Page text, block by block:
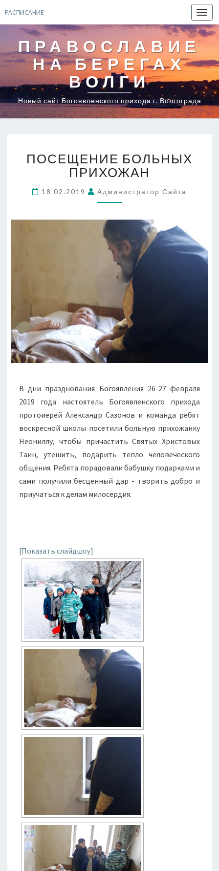
РАСПИСАНИЕ
ПРАВОСЛАВИЕ
НА БЕРЕГАХ
ВОЛГИ
Новый сайт Богоявленского прихода г. Волгограда
БОЛЬНЫХ
ПРИХОЖАН
ПОСЕЩЕНИЕ БОЛЬНЫХ
ПРИХОЖАН
18.02.2019 Администратор Сайта
В дни празднования Богоявления 26-27 февраля
2019 года настоятель Богоявленского прихода
протоиерей Александр Сазонов и команда ребят
воскресной школы посетили больную прихожанку
Неониллу, чтобы причастить Святых Христовых
Таин, утешить, подарить тепло человеческого
общения. Ребята порадовали бабушку подарками и
сами получили бесценный дар - творить добро и
приучаться к делам милосердия.
[Показать слайдшоу]